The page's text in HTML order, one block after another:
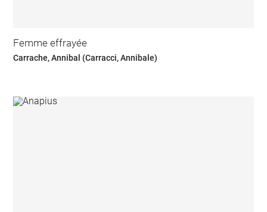
Femme effrayée
Carrache, Annibal (Carracci, Annibale)